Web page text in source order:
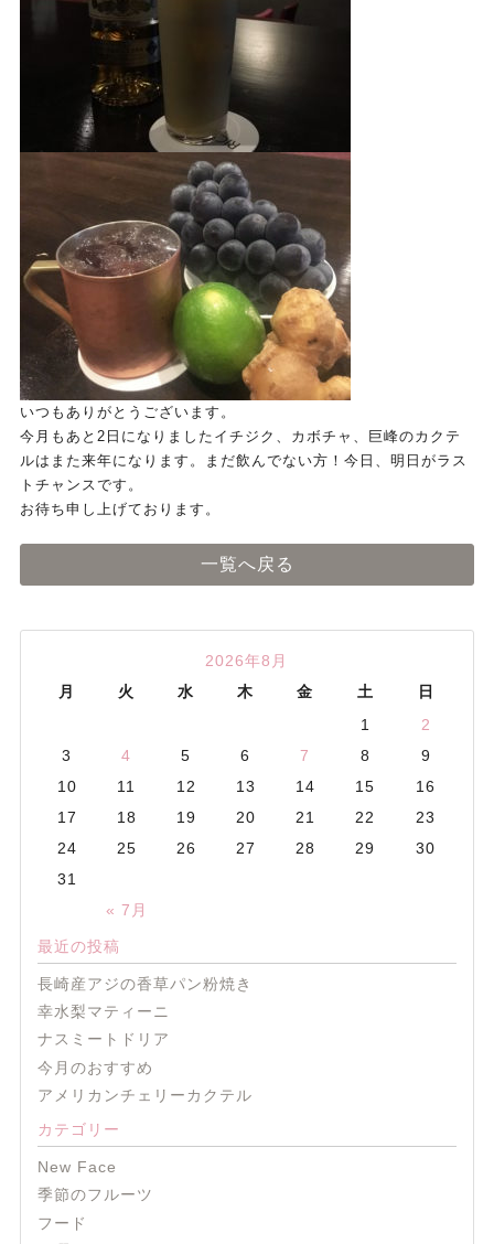
いつもありがとうございます。
今月もあと2日になりましたイチジク、カボチャ、巨峰のカクテ
ルはまた来年になります。まだ飲んでない方！今日、明日がラス
トチャンスです。
お待ち申し上げております。
一覧へ戻る
2026年8月
月
火 水 木 金 土 日
« 7月
1
2
3
4 5 6 7 8
9
10
11 12 13 14 15
16
17
18 19 20 21 22
23
24
25 26 27 28 29
30
31
最近の投稿
長崎産アジの香草パン粉焼き
幸水梨マティーニ
ナスミートドリア
今月のおすすめ
アメリカンチェリーカクテル
カテゴリー
New Face
季節のフルーツ
フード